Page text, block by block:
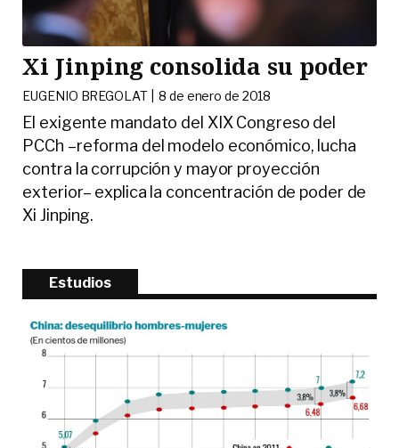
Xi Jinping consolida su poder
EUGENIO BREGOLAT |8 de enero de 2018
El exigente mandato del XIX Congreso del
PCCh –reforma del modelo económico, lucha
contra la corrupción y mayor proyección
exterior– explica la concentración de poder de
Xi Jinping.
Estudios